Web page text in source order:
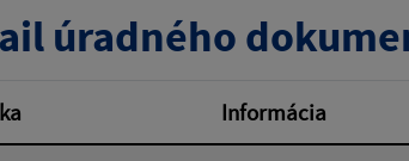
úradného
Informácia